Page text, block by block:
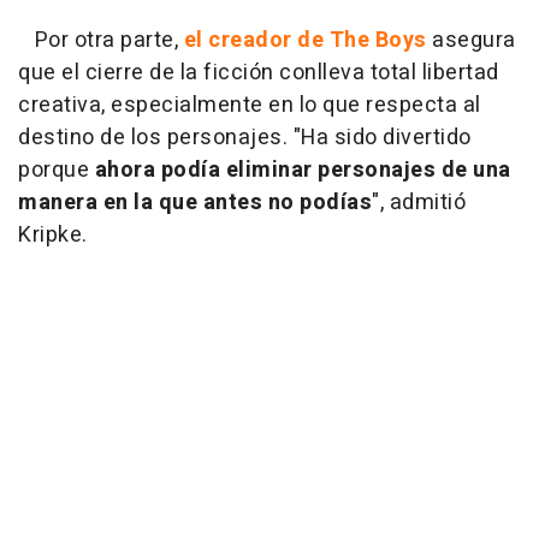
Por otra parte, el creador de The Boys asegura
que el cierre de la ficción conlleva total libertad
creativa, especialmente en lo que respecta al
destino de los personajes. "Ha sido divertido
porque ahora podía eliminar personajes de una
manera en la que antes no podías", admitió
Kripke.